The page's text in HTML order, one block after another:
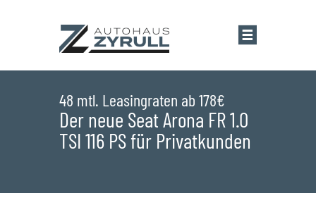
Startseite
Standorte
48 mtl. Leasingraten ab 178€
Der neue Seat Arona FR 1.0
TSI 116 PS für Privatkunden